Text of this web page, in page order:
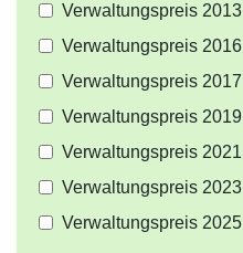
Verwaltungspreis 2013
Verwaltungspreis 2016
Verwaltungspreis 2017
Verwaltungspreis 2019
Verwaltungspreis 2021
Verwaltungspreis 2023
Verwaltungspreis 2025